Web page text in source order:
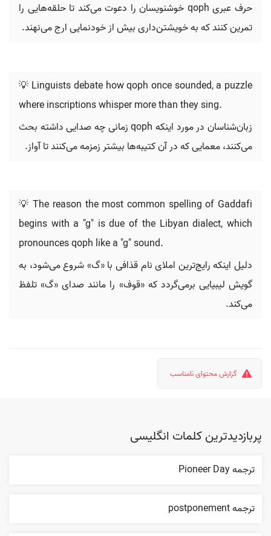
حرف عبری qoph خوشنویسان را دعوت می‌کند تا حلقه‌هایی را
تمرین کنند که به خویشتن‌داری بیش از خودنمایی ارج می‌نهند.
💡 Linguists debate how qoph once sounded, a puzzle
where inscriptions whisper more than they sing.
زبان‌شناسان در مورد اینکه qoph زمانی چه صدایی داشته بحث
می‌کنند، معمایی که در آن کتیبه‌ها بیشتر زمزمه می‌کنند تا آواز.
💡 The reason the most common spelling of Gaddafi
begins with a "g" is due of the Libyan dialect, which
pronounces qoph like a "g" sound.
دلیل اینکه رایج‌ترین املای نام قذافی با «گ» شروع می‌شود، به
گویش لیبیایی برمی‌گردد که «قوف» را مانند صدای «گ» تلفظ
می‌کند.
گزارش محتوای نامناسب
پربازدیدترین کلمات انگلیسی
ترجمه Pioneer Day
ترجمه postponement